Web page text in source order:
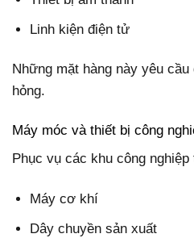
Linh kiện điện tử
Những mặt hàng này yêu
hỏng.
Máy móc và thiết bị công
Phục vụ các khu công
Máy cơ khí
Dây chuyền sản xuất